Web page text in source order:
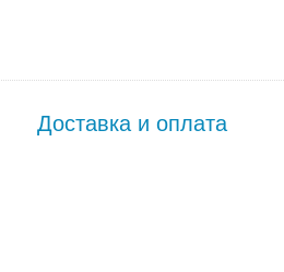
Доставка и оплата